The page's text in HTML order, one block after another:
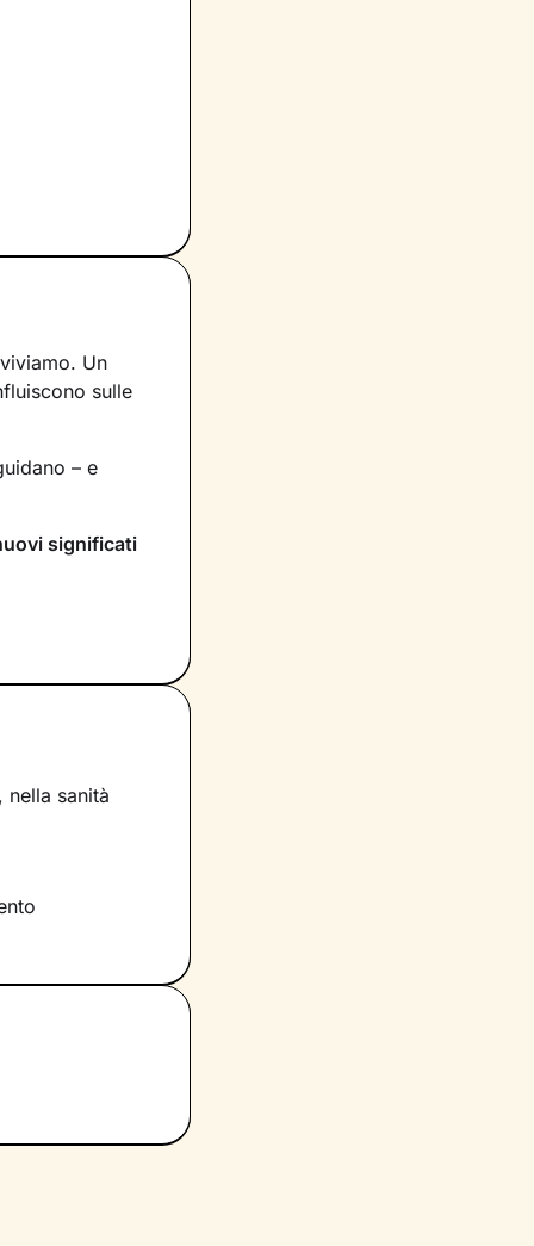
Un
sulle
– e
significati
dentro di te
che
provi in
un’atmosfera
risorse che
la loro
vita e a
sanità